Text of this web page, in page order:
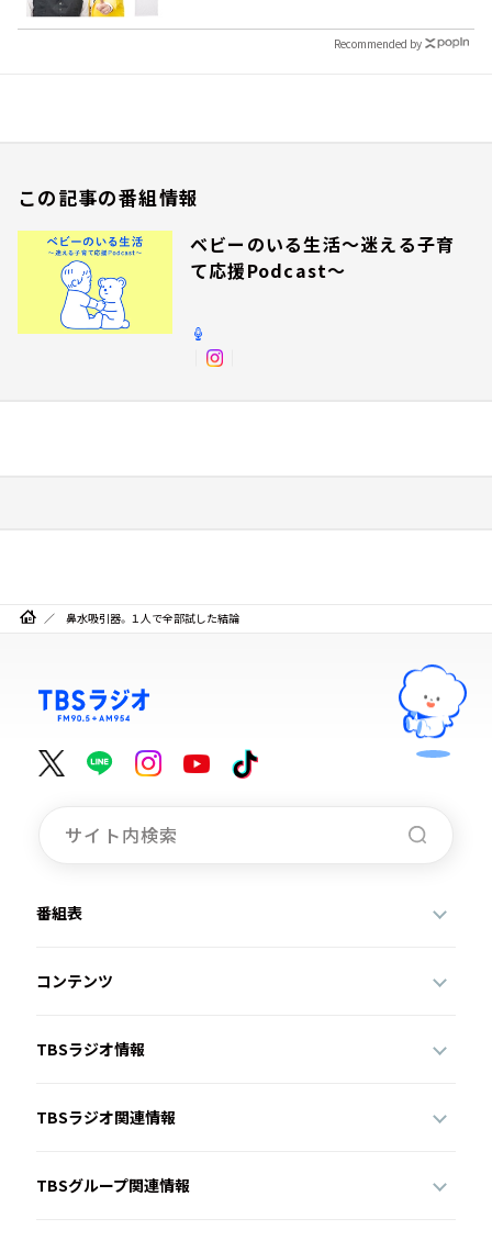
Recommended by
この記事の番組情報
ベビーのいる生活～迷える子育
て応援Podcast～
鼻水吸引器。１人で全部試した結論
番組表
コンテンツ
TBSラジオ情報
TBSラジオ関連情報
TBSグループ関連情報